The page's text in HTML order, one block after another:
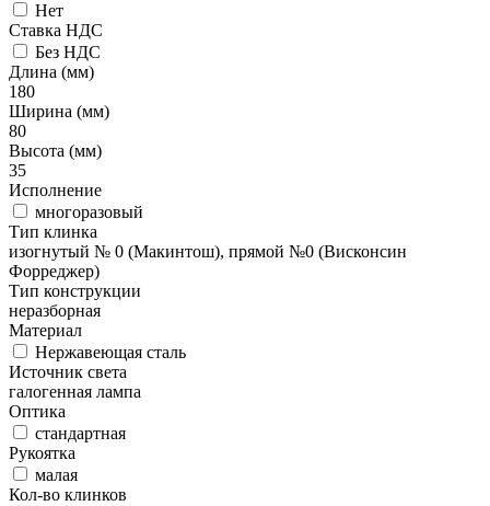
Нет
Ставка НДС
Без НДС
Длина (мм)
180
Ширина (мм)
80
Высота (мм)
35
Исполнение
многоразовый
Тип клинка
изогнутый № 0 (Maкинтош), прямой №0 (Висконсин
Форреджер)
Тип конструкции
неразборная
Материал
Нержавеющая сталь
Источник света
галогенная лампа
Оптика
стандартная
Рукоятка
малая
Кол-во клинков